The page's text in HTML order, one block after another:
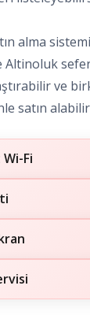
alma
Altinoluk
ve
satın
Fi